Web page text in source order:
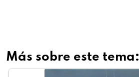
Más sobre este tema: